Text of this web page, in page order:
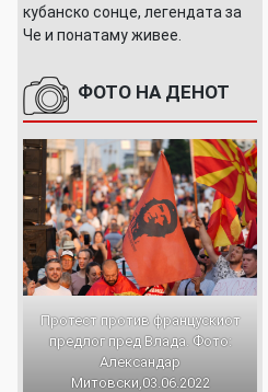
кубанско сонце, легендата за
Че и понатаму живее.
ФОТО НА ДЕНОТ
Протест против францускиот
предлог пред Влада. Фото:
Александар
Митовски,03.06.2022